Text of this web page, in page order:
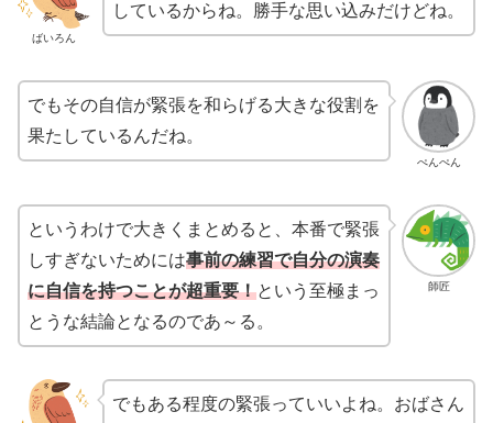
ばいろん
しているからね。勝手な思い込みだけどね。
ぺんぺん
でもその自信が緊張を和らげる大きな役割を
果たしているんだね。
師匠
というわけで大きくまとめると、本番で緊張
しすぎないためには事前の練習で自分の演奏
に自信を持つことが超重要！という至極まっ
とうな結論となるのであ～る。
でもある程度の緊張っていいよね。おばさん